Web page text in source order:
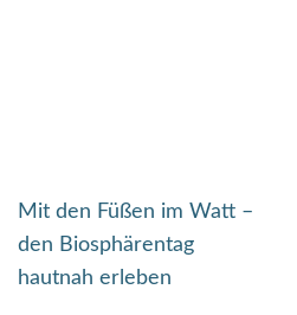
Beitragsnavigation
Mit den Füßen im Watt –
den Biosphärentag
hautnah erleben